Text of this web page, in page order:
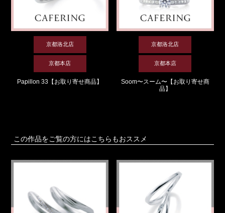
京都洛北店
京都本店
Papillon 33【お取り寄せ商品】
京都洛北店
京都本店
Soom〜スーム〜【お取り寄せ商
品】
この作品をご覧の方にはこちらもおススメ